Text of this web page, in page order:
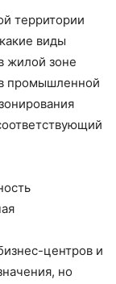
территории
виды
жилой зоне
промышленной
центров и
но